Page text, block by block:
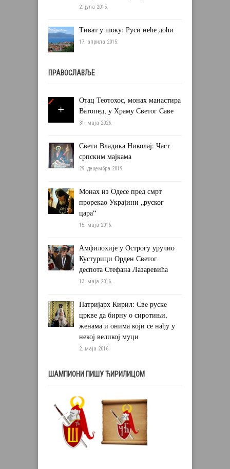
2. јула 2015.
Тиват у шоку: Руси неће доћи
17. априла 2015.
ПРАВОСЛАВЉЕ
Отац Теотохос, монах манастира
Ватопед, у Храму Светог Саве
31. маја 2026.
Свети Владика Николај: Част
српским мајкама
29. децембра 2019.
Монах из Одесе пред смрт
прорекао Украјини „руског
цара“
15. маја 2016.
Амфилохије у Острогу уручио
Кустурици Орден Светог
деспота Стефана Лазаревића
13. маја 2016.
Патријарх Кирил: Све руске
цркве да бирну о сиротињи,
женама и онима који се нађу у
некој великој муци
2. маја 2016.
ШАМПИОНИ ПИШУ ЋИРИЛИЦОМ